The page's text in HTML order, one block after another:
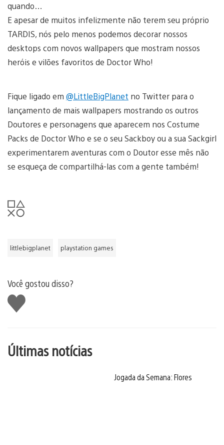
quando…
E apesar de muitos infelizmente não terem seu próprio
TARDIS, nós pelo menos podemos decorar nossos
desktops com novos wallpapers que mostram nossos
heróis e vilões favoritos de Doctor Who!
Fique ligado em @LittleBigPlanet no Twitter para o
lançamento de mais wallpapers mostrando os outros
Doutores e personagens que aparecem nos Costume
Packs de Doctor Who e se o seu Sackboy ou a sua Sackgirl
experimentarem aventuras com o Doutor esse mês não
se esqueça de compartilhá-las com a gente também!
littlebigplanet playstation games
Você gostou disso?
Curtir
Últimas notícias
Jogada da Semana: Flores